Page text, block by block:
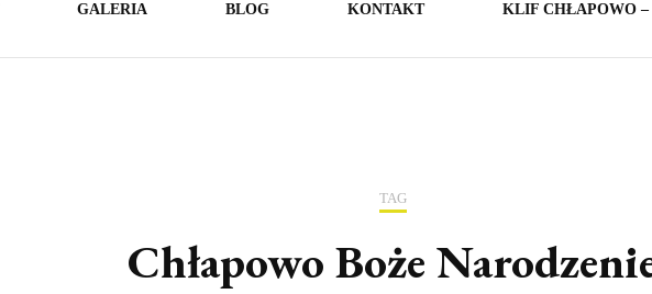
GALERIA BLOG KONTAKT KLIF CHŁAPOWO
TAG
Chłapowo Boże